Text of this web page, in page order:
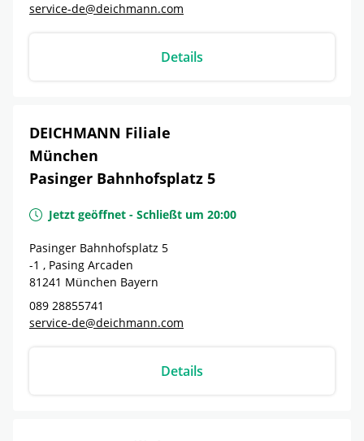
service-de@deichmann.com
Details
DEICHMANN Filiale
München
Pasinger Bahnhofsplatz 5
Jetzt geöffnet - Schließt um 20:00
Pasinger Bahnhofsplatz 5
-1 , Pasing Arcaden
81241 München Bayern
089 28855741
service-de@deichmann.com
Details